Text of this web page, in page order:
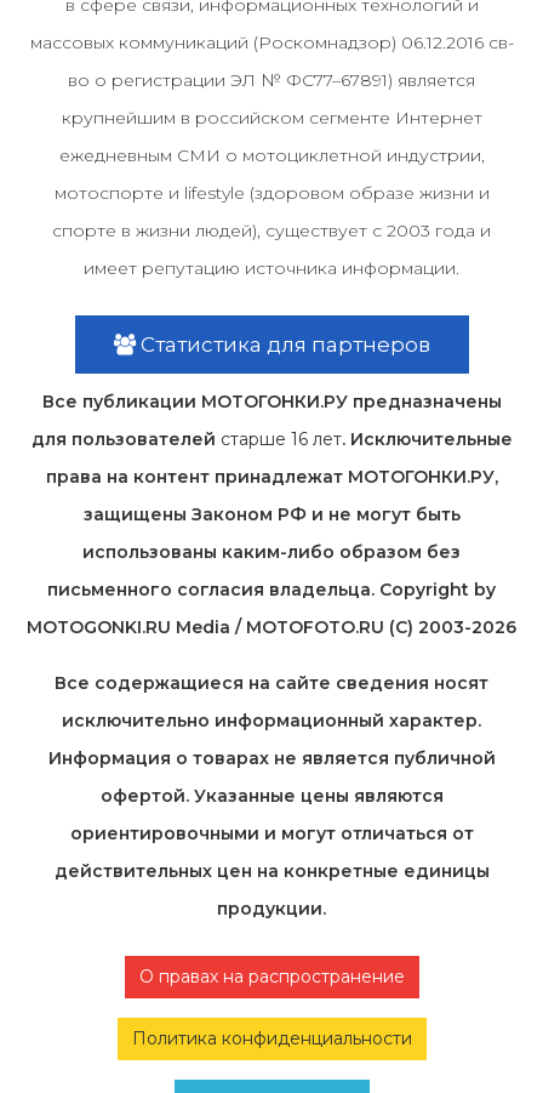
в сфере связи, информационных технологий и
массовых коммуникаций (Роскомнадзор) 06.12.2016 св-
во о регистрации ЭЛ № ФС77–67891) является
крупнейшим в российском сегменте Интернет
ежедневным СМИ о мотоциклетной индустрии,
мотоспорте и lifestyle (здоровом образе жизни и
спорте в жизни людей), существует с 2003 года и
имеет репутацию источника информации.
Статистика для партнеров
Все публикации МОТОГОНКИ.РУ предназначены
для пользователей старше 16 лет. Исключительные
права на контент принадлежат МОТОГОНКИ.РУ,
защищены Законом РФ и не могут быть
использованы каким-либо образом без
письменного согласия владельца. Copyright by
MOTOGONKI.RU Media / MOTOFOTO.RU (C) 2003-2026
Все содержащиеся на cайте сведения носят
исключительно информационный характер.
Информация о товарах не является публичной
офертой. Указанные цены являются
ориентировочными и могут отличаться от
действительных цен на конкретные единицы
продукции.
О правах на распространение
Политика конфиденциальности